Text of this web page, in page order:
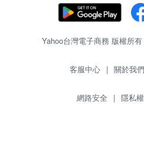
Yahoo台灣電子商務 版權所
客服中心 | 關於我們
網路安全 | 隱私權